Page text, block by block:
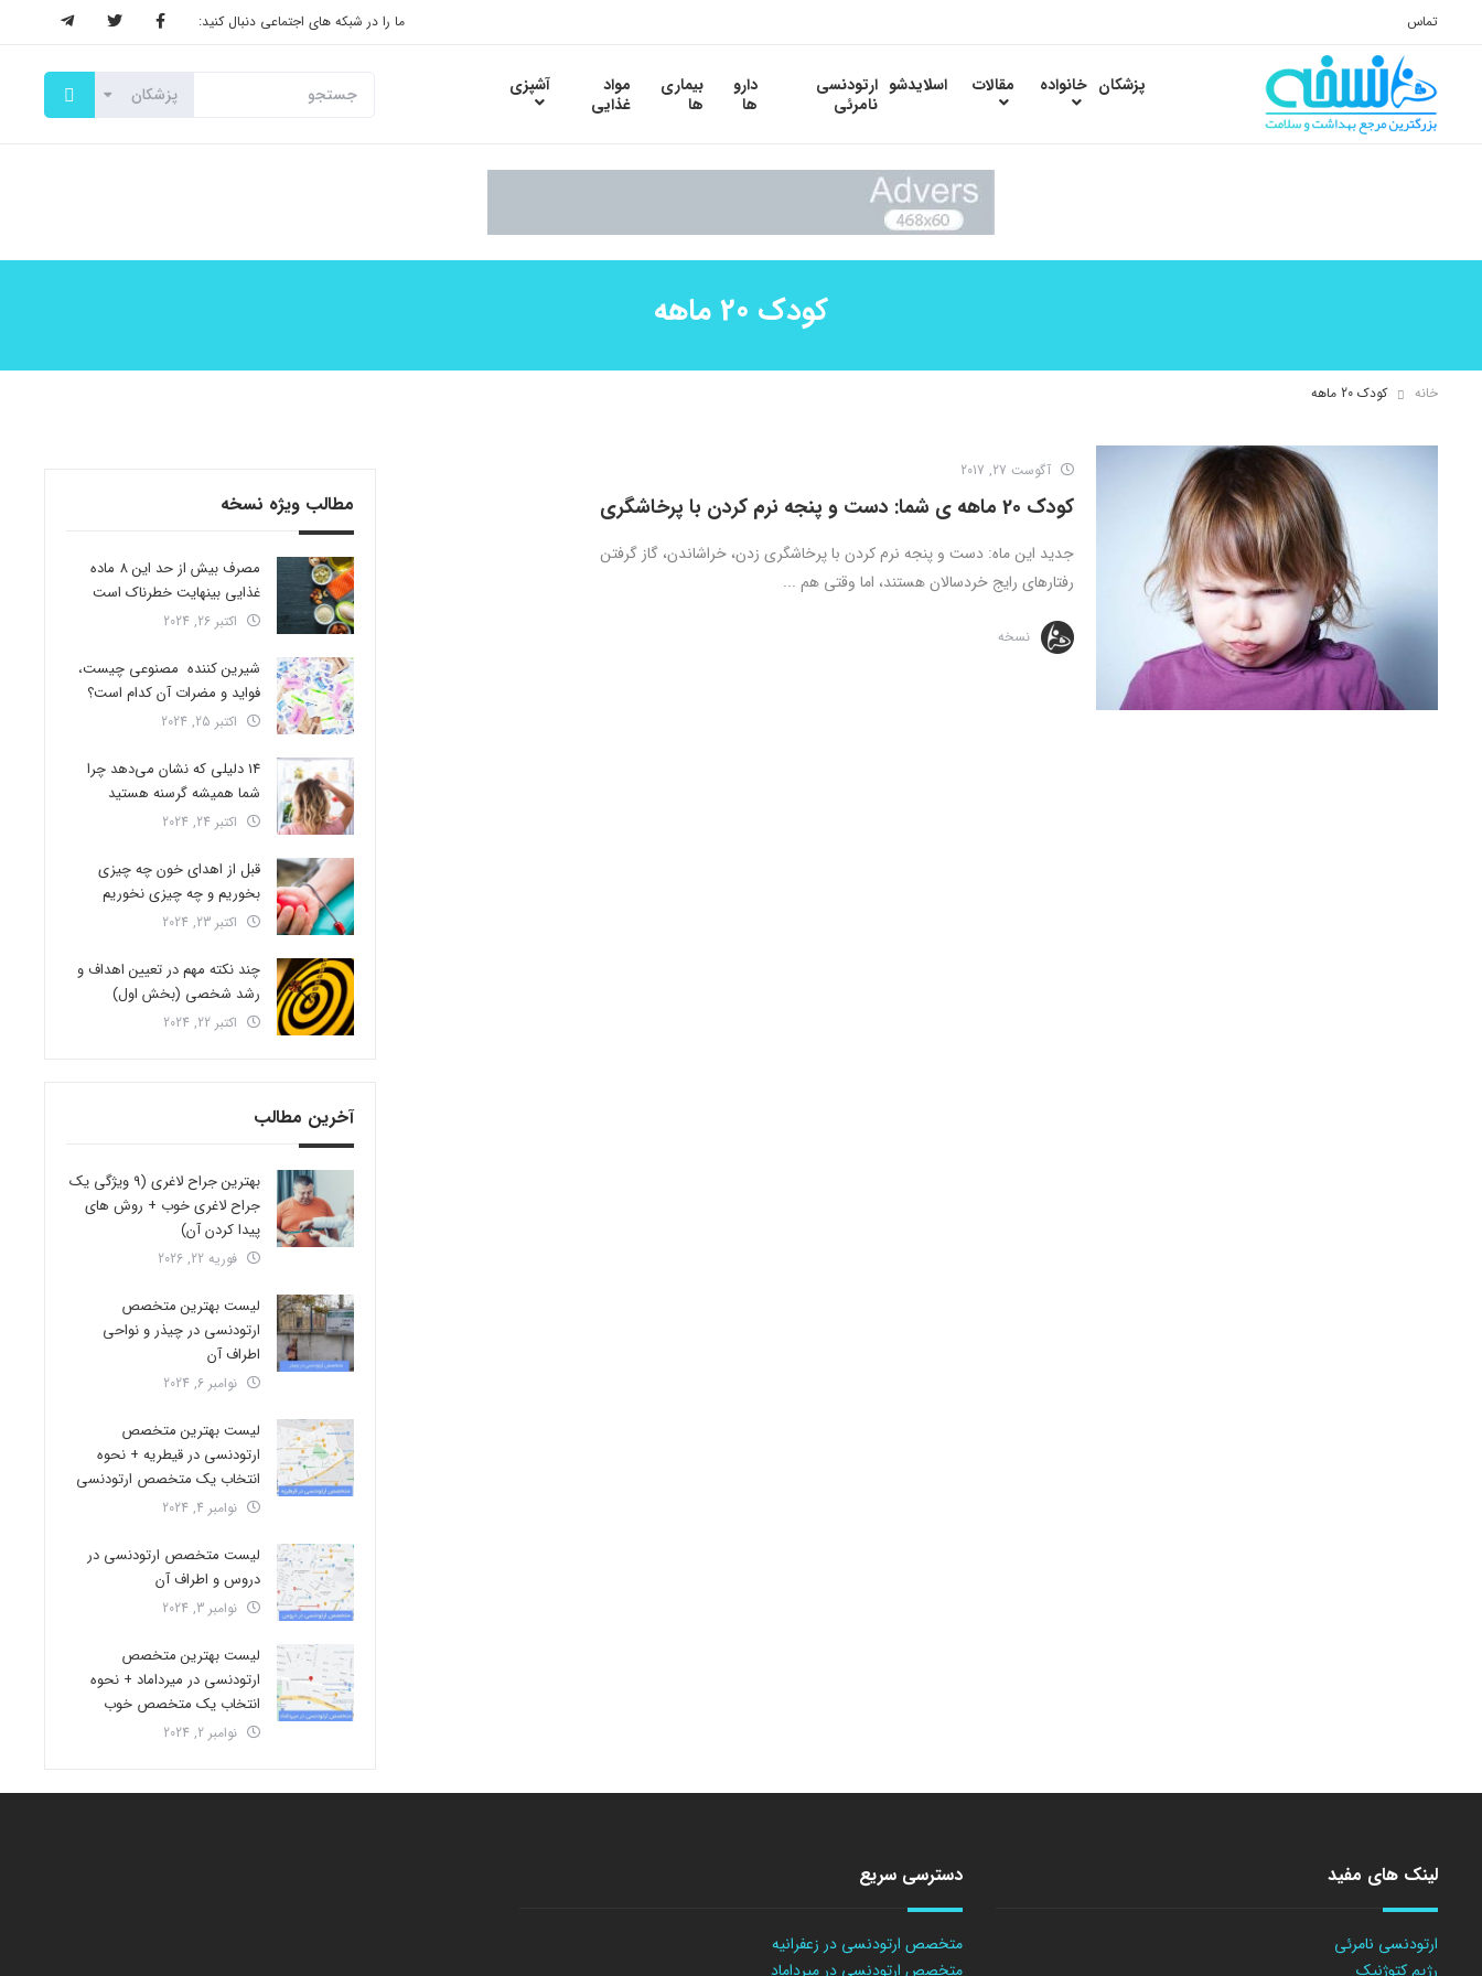
تماس ما را در شبکه های اجتماعی دنبال کنید:
پزشکان خانواده مقالات اسلایدشو ارتودنسی
نامرئی
دارو
ها
بیماری
ها
مواد
غذایی
آشپزی
کودک 20 ماهه
خانه کودک 20 ماهه
آگوست 27, 2017
کودک 20 ماهه ی شما: دست و پنجه نرم کردن با پرخاشگری
جدید این ماه: دست و پنجه نرم کردن با پرخاشگری زدن، خراشاندن، گاز گرفتن
رفتارهای رایج خردسالان هستند، اما وقتی هم ...
نسخه
مطالب ویژه نسخه
مصرف بیش از حد این 8 ماده
غذایی بینهایت خطرناک است
اکتبر 26, 2024
شیرین کننده مصنوعی چیست،
فواید و مضرات آن کدام است؟
اکتبر 25, 2024
14 دلیلی که نشان می‌دهد چرا
شما همیشه گرسنه هستید
اکتبر 24, 2024
قبل از اهدای خون چه چیزی
بخوریم و چه چیزی نخوریم
اکتبر 23, 2024
چند نکته مهم در تعیین اهداف و
رشد شخصی (بخش اول)
اکتبر 22, 2024
آخرین مطالب
بهترین جراح لاغری (9 ویژگی یک
جراح لاغری خوب + روش های
پیدا کردن آن)
فوریه 22, 2026
لیست بهترین متخصص
ارتودنسی در چیذر و نواحی
اطراف آن
نوامبر 6, 2024
لیست بهترین متخصص
ارتودنسی در قیطریه + نحوه
انتخاب یک متخصص ارتودنسی
نوامبر 4, 2024
لیست متخصص ارتودنسی در
دروس و اطراف آن
نوامبر 3, 2024
لیست بهترین متخصص
ارتودنسی در میرداماد + نحوه
انتخاب یک متخصص خوب
نوامبر 2, 2024
لینک های مفید
ارتودنسی نامرئی
رژیم کتوژنیک
دسترسی سریع
متخصص ارتودنسی در زعفرانیه
متخصص ارتودنسی در میرداماد